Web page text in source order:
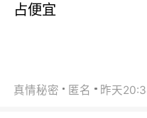
占便宜
真情秘密 匿名 昨天